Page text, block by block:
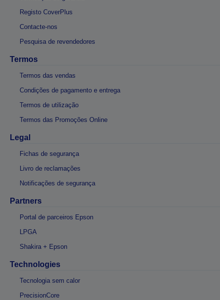
Registo CoverPlus
Contacte-nos
Pesquisa de revendedores
Termos
Termos das vendas
Condições de pagamento e entrega
Termos de utilização
Termos das Promoções Online
Legal
Fichas de segurança
Livro de reclamações
Notificações de segurança
Partners
Portal de parceiros Epson
LPGA
Shakira + Epson
Technologies
Tecnologia sem calor
PrecisionCore